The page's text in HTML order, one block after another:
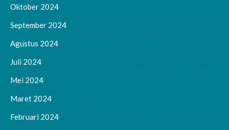
Oktober 2024
September 2024
Agustus 2024
Juli 2024
Mei 2024
Maret 2024
Februari 2024